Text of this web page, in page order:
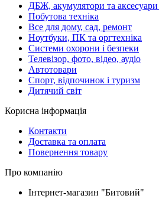
ДБЖ, акумулятори та
Побутова техніка
Все для дому, сад, ремонт
Ноутбуки, ПК та оргтехніка
Системи охорони і безпеки
Телевізор, фото, відео, аудіо
Автотовари
Спорт, відпочинок і туризм
Дитячий світ
Корисна інформація
Контакти
Доставка та оплата
Повернення товару
Про компанію
Інтернет-магазин "Битовий"